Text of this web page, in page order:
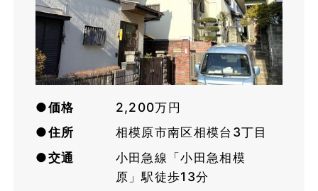
●価格
2,200万円
●住所
相模原市南区相模台3丁目
●交通
小田急線「小田急相模
原」駅徒歩13分